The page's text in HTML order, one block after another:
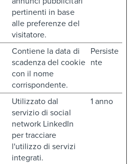
pertinenti in base
alle preferenze del
visitatore.
Contiene la data di
scadenza del cookie
con il nome
corrispondente.
Persiste
nte
Utilizzato dal
servizio di social
network LinkedIn
per tracciare
l'utilizzo di servizi
integrati.
1 anno